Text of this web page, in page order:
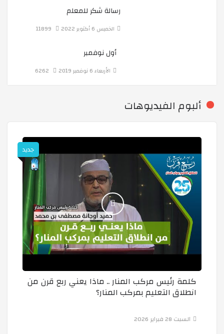
رحلة تعليمية لتلاميذ السنة الأولى متوسط إلى المشتلة
زيارة مركز البحوث في الفيزياء الفلكية وعلم الفلك
احتفالية يوم الشهيد
زيارة استكشافية للمتحف العمومي الوطني البحري
قال رسول الله ﷺ: أنا وكافل اليتيم في الجنة هكذا،
رسالة شكر للمعلم
الخميس 6 أكتوبر 2022
أول نوفمبر
الأربعاء 6 نوفمبر 2019
ألبوم الفيديوهات
جديد
كلمة رئيس مركب المنار .. ماذا يعني ربع قرن من
انطلاق التعليم بمركب المنار؟
السبت 28 فبراير 2026